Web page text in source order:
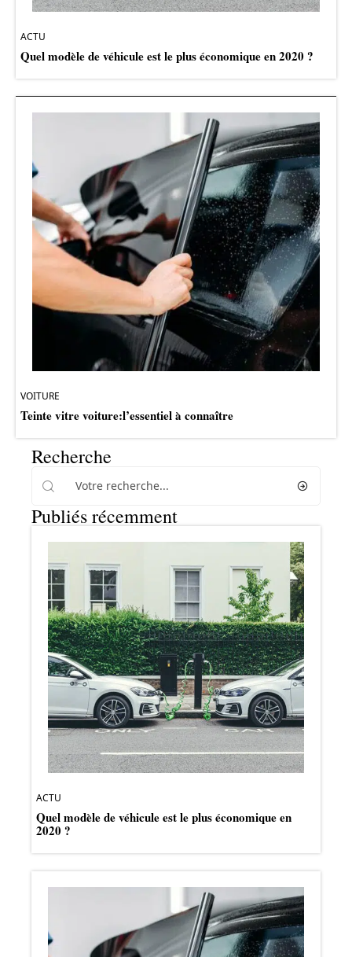
ACTU
Quel modèle de véhicule est le plus économique en 2020 ?
VOITURE
Teinte vitre voiture:l’essentiel à connaître
Recherche
Publiés récemment
ACTU
Quel modèle de véhicule est le plus économique en
2020 ?